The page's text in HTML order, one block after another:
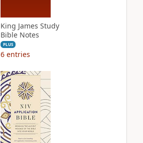
King James Study
Bible Notes
PLUS
6 entries